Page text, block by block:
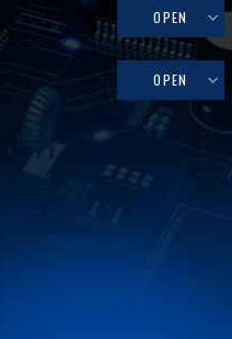
モジュール
ータ
ション
OPEN
い合わせ OPEN